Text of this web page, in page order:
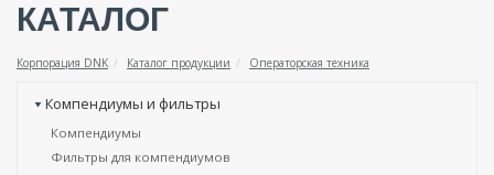
КАТАЛОГ
Корпорация DNK Каталог продукции Операторская техника
Компендиумы и фильтры
Компендиумы
Фильтры для компендиумов